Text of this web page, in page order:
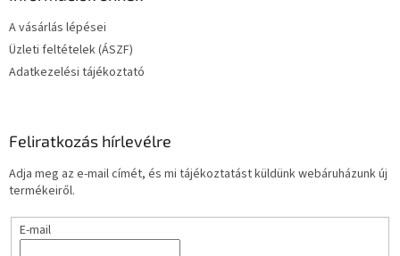
A vásárlás lépései
Üzleti feltételek (ÁSZF)
Adatkezelési tájékoztató
Feliratkozás hírlevélre
Adja meg az e-mail címét, és mi tájékoztatást küldünk webáruházunk új
termékeiről.
E-mail